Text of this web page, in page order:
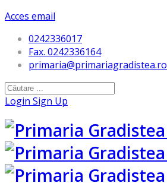
Acces email
0242336017
Fax. 0242336164
primaria@primariagradistea.ro
Login Sign Up